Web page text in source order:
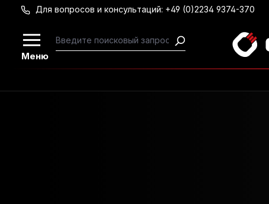
Перейти к основному содержанию
Для вопросов и консультаций: +49 (0)2234 9374-370
Меню